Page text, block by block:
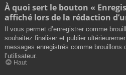
À quoi sert le bouton «
affiché lors de la rédaction
Il vous permet d’enregistrer comme
souhaitez finaliser et publier
messages enregistrés comme brouillons
l’utilisateur.
Haut